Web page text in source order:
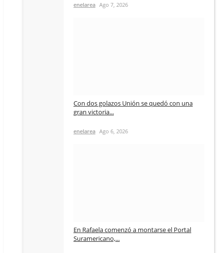
enelarea Ago 7, 2026
Con dos golazos Unión se quedó con una
gran victoria...
enelarea Ago 6, 2026
En Rafaela comenzó a montarse el Portal
Suramericano,...